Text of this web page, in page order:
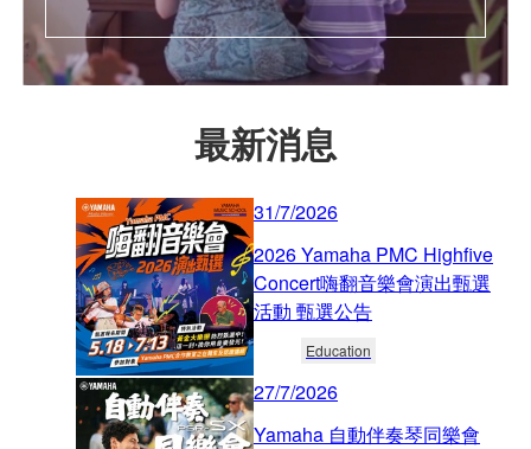
最新消息
31/7/2026
2026 Yamaha PMC Highfive
Concert嗨翻音樂會演出甄選
活動 甄選公告
Education
27/7/2026
Yamaha 自動伴奏琴同樂會